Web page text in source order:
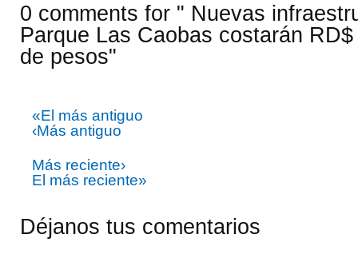
0 comments for " Nuevas
Parque Las Caobas costarán
de pesos"
«El más antiguo
‹Más antiguo
Más reciente›
El más reciente»
Déjanos tus comentarios